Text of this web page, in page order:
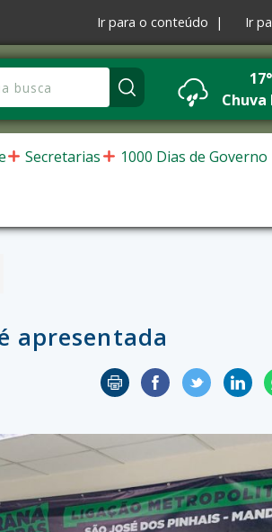
Ir para o conteúdo | Ir
Chuva
Secretarias 1000 Dias de Governo
apresentada